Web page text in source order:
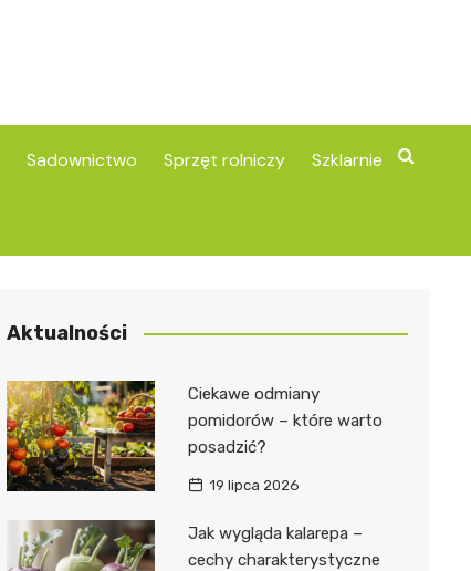
Sadownictwo Sprzęt rolniczy Szklarnie
Aktualności
Ciekawe odmiany
pomidorów – które warto
posadzić?
19 lipca 2026
Jak wygląda kalarepa –
cechy charakterystyczne